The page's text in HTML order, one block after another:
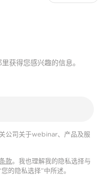
获得您感兴趣的信息。
公司关于webinar、产品及服
款。我也理解我的隐私选择与
的隐私选择”中所述。